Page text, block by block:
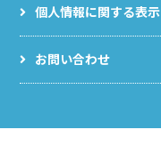
個人情報に関する表示
お問い合わせ